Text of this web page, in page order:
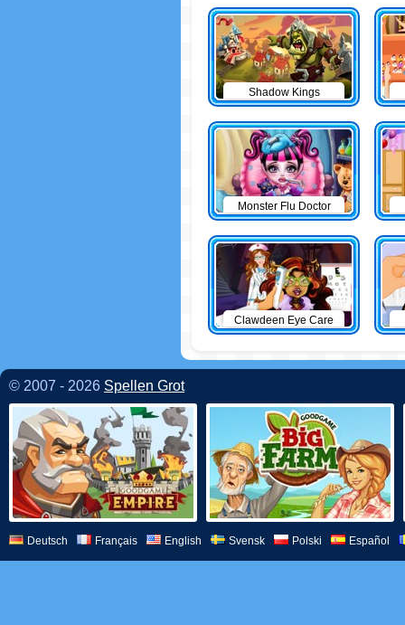
Shadow Kings
Monster Flu Doctor
Clawdeen Eye Care
© 2007 - 2026 Spellen Grot
Deutsch Français English Svensk Polski Español